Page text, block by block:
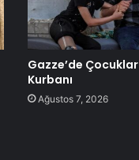
Gazze’de Çocuklar
Kurbanı
Ağustos 7, 2026